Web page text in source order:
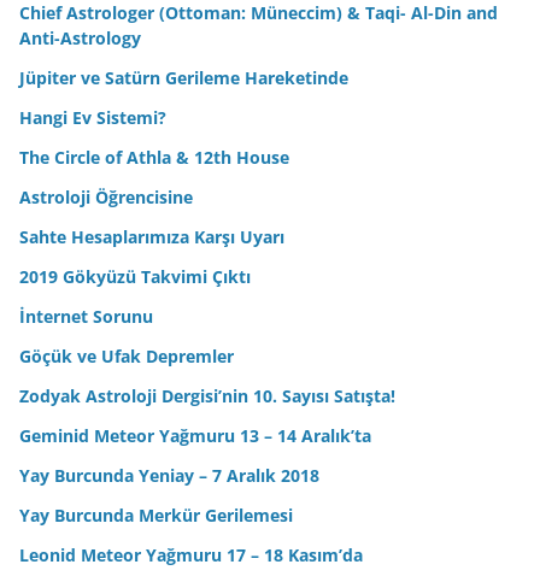
Chief Astrologer (Ottoman: Müneccim) & Taqi- Al-Din and
Anti-Astrology
Jüpiter ve Satürn Gerileme Hareketinde
Hangi Ev Sistemi?
The Circle of Athla & 12th House
Astroloji Öğrencisine
Sahte Hesaplarımıza Karşı Uyarı
2019 Gökyüzü Takvimi Çıktı
İnternet Sorunu
Göçük ve Ufak Depremler
Zodyak Astroloji Dergisi’nin 10. Sayısı Satışta!
Geminid Meteor Yağmuru 13 – 14 Aralık’ta
Yay Burcunda Yeniay – 7 Aralık 2018
Yay Burcunda Merkür Gerilemesi
Leonid Meteor Yağmuru 17 – 18 Kasım’da